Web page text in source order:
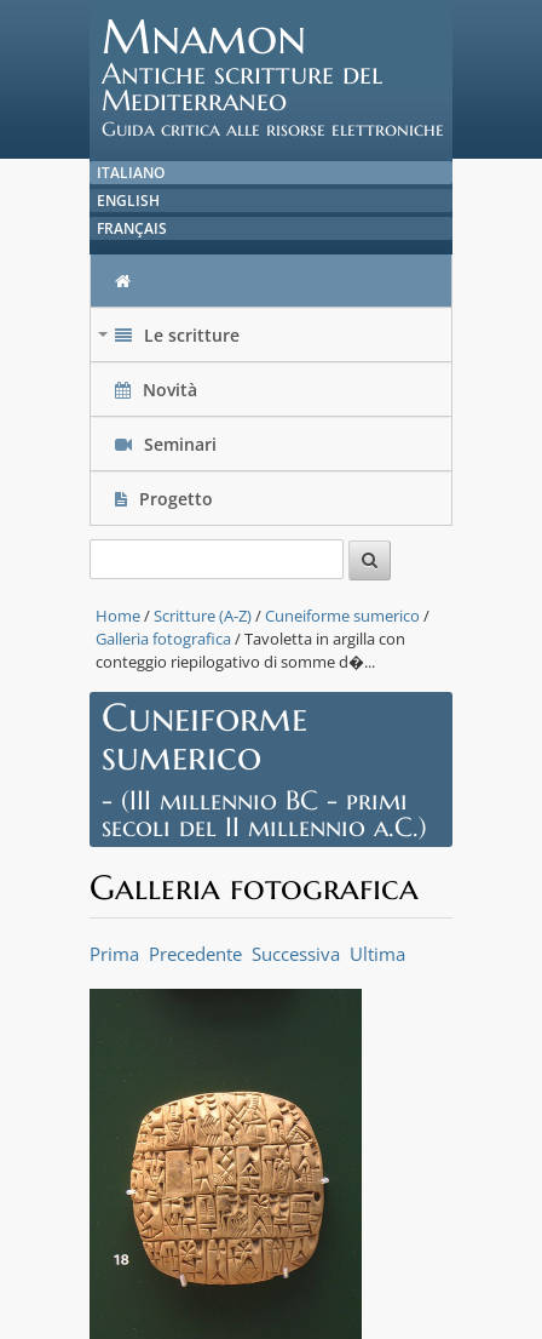
Mnamon
Antiche scritture del
Mediterraneo
Guida critica alle risorse elettroniche
ITALIANO
ENGLISH
FRANÇAIS
Le scritture
Novità
Seminari
Progetto
Home/Scritture (A-Z)/Cuneiforme sumerico /
Galleria fotografica/ Tavoletta in argilla con
conteggio riepilogativo di somme d�...
Cuneiforme
sumerico
- (III millennio BC - primi
secoli del II millennio a.C.)
Galleria fotografica
Prima Precedente Successiva Ultima